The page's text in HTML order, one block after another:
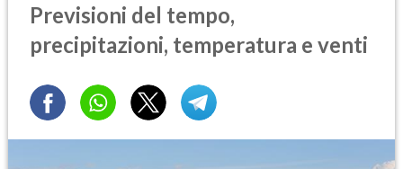
Previsioni del tempo,
precipitazioni, temperatura e venti